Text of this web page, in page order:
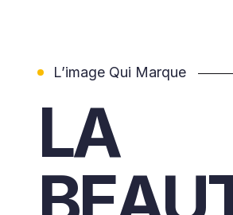
L’image Qui Marque
LA